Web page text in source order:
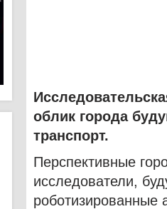
облик города
транспорт.
Перспективные
исследователи,
роботизированные